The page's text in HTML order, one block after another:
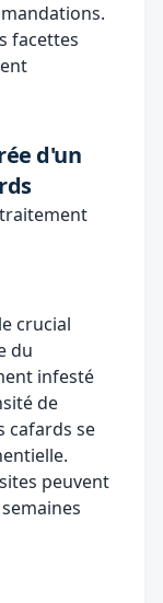
facettes
d'un
crucial
du
infesté
de
cafards se
peuvent